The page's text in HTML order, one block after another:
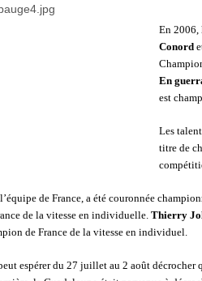
En 2006,
Conord
En
est
Les
titre de
de France, a été couronnée
de la vitesse en individuelle. Thierry
de France de la vitesse en individuel.
espérer du 27 juillet au 2 août